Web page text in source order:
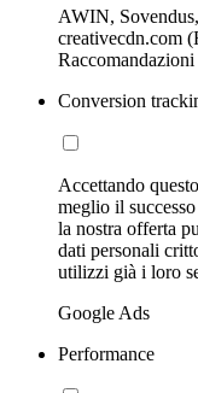
AWIN,
creativecdn.com
Conversion
Accettando
meglio il
la nostra offerta
dati personali
utilizzi già i loro
Google Ads
Performance